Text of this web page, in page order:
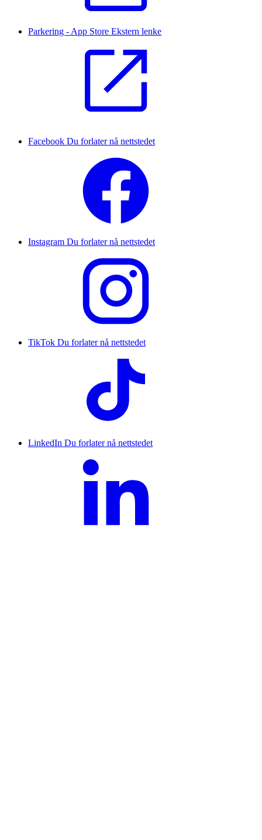
Parkering - App Store Ekstern lenke
Facebook Du forlater nå nettstedet
Instagram Du forlater nå nettstedet
TikTok Du forlater nå nettstedet
LinkedIn Du forlater nå nettstedet